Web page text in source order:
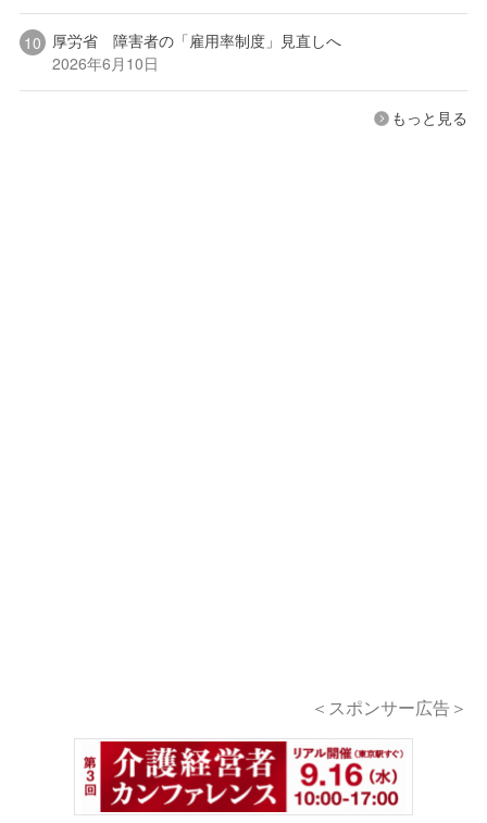
厚労省 障害者の「雇用率制度」見直しへ
2026年6月10日
もっと見る
＜スポンサー広告＞